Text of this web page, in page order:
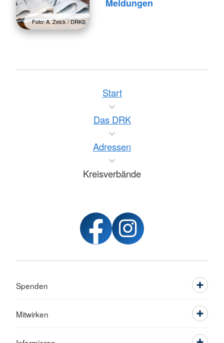
Foto: A. Zelck / DRKS
Meldungen
Start
Das DRK
Adressen
Kreisverbände
Spenden
Mitwirken